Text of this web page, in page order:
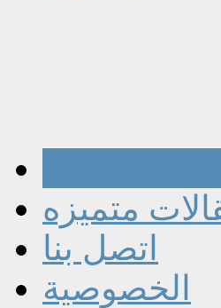
متميزه
اتصل بنا
الخصوصية